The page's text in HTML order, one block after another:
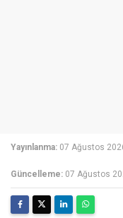
Yayınlanma: 07 Ağustos
Güncelleme: 07 Ağustos